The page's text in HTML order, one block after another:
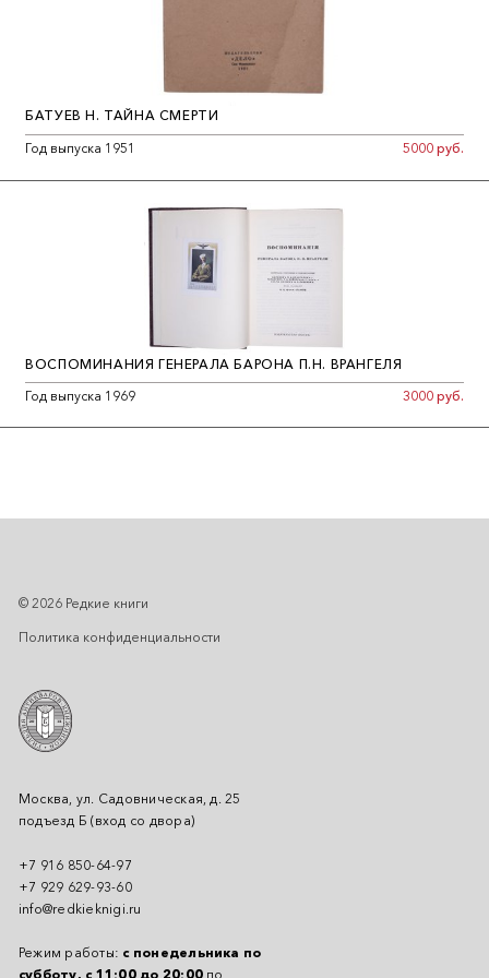
последней части приводится перевод каббалистических
«Сефер йецира» («Книга творения») — одного из
основополагающих текстов каббалы, авторство которого
традиционно приписывают Аврааму. Перевод с еврейского
Абрамович Переферкович (1871–1940) — российский лингвист,
гебраист, переводчик и лексикограф, автор более 200
создателей «Еврейской энциклопедии» (СПб., 1908–1913).
В России книга получила новую волну распространения с 1989
года и множество раз переиздавалась.
БАТУЕВ Н. ТАЙНА СМЕРТИ
Год выпуска 1951
5000 руб.
ВОСПОМИНАНИЯ ГЕНЕРАЛА БАРОНА П.Н. ВРАНГЕЛЯ
Год выпуска 1969
3000 руб.
Москва, ул. Садовническая, д. 25
подъезд Б (вход со двора)
+7 916 850-64-97
+7 929 629-93-60
info@redkieknigi.ru
Режим работы: с понедельника по
субботу, с 11:00 до 20:00 по
© 2026 Редкие книги
Политика конфиденциальности